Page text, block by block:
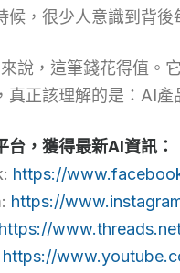
候，很少人意識到背
說，這筆錢花得值。
真正該理解的是：AI
台，獲得最新AI資訊：
https://
https://
https://
https://